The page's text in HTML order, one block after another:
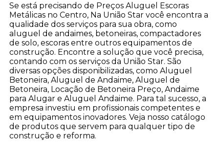
Se está precisando de Preços Aluguel Escoras
Metálicas no Centro, Na União Star você encontra a
qualidade dos serviços para sua obra, como
aluguel de andaimes, betoneiras, compactadores
de solo, escoras entre outros equipamentos de
construção. Encontre a solução que você precisa,
contando com os serviços da União Star. São
diversas opções disponibilizadas, como Aluguel
Betoneira, Aluguel de Andaime, Aluguel de
Betoneira, Locação de Betoneira Preço, Andaime
para Alugar e Aluguel Andaime. Para tal sucesso, a
empresa investiu em profissionais competentes e
em equipamentos inovadores. Veja nosso catálogo
de produtos que servem para qualquer tipo de
construção e reforma.